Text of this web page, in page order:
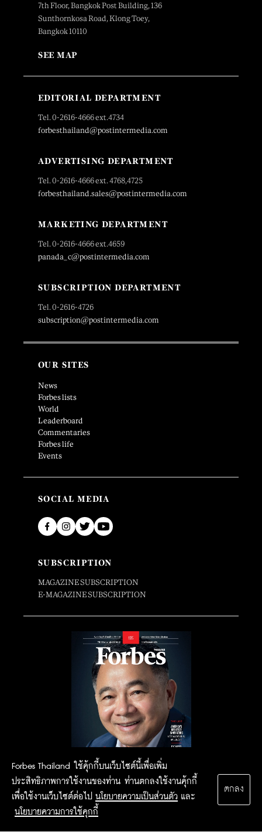
Forbes Thailand ใช้คุ้กกี้บนเว็บไซต์นี้เพื่อเพิ่ม
ประสิทธิภาพการใช้งานของท่าน ท่านตกลงใช้งานคุ้กกี้
เพื่อใช้งานเว็บไซต์ต่อไป นโยบายความเป็นส่วนตัว และ
นโยบายความการใช้คุกกี้
ตกลง
7th Floor, Bangkok Post Building, 136
Sunthornkosa Road, Klong Toey,
Bangkok 10110
SEE MAP
EDITORIAL DEPARTMENT
Tel. 0-2616-4666 ext.4734
forbesthailand@postintermedia.com
ADVERTISING DEPARTMENT
Tel. 0-2616-4666 ext. 4768,4725
forbesthailand.sales@postintermedia.com
MARKETING DEPARTMENT
Tel. 0-2616-4666 ext.4659
panada_c@postintermedia.com
SUBSCRIPTION DEPARTMENT
Tel. 0-2616-4726
subscription@postintermedia.com
OUR SITES
News
Forbes lists
World
Leaderboard
Commentaries
Forbes life
Events
SOCIAL MEDIA
SUBSCRIPTION
MAGAZINE SUBSCRIPTION
E-MAGAZINE SUBSCRIPTION
2015 Forbesthailand.com ALL RIGHTS RESERVED